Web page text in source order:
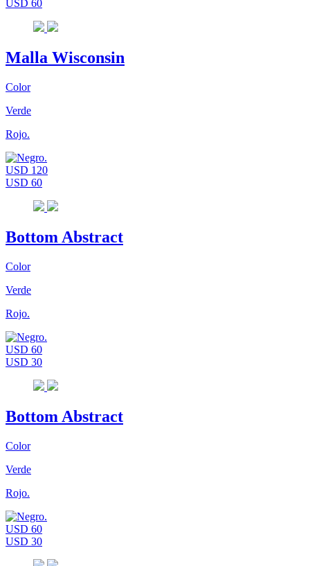
USD 60
Malla Wisconsin
Color
Verde
Rojo.
USD 120
USD 60
Bottom Abstract
Color
Verde
Rojo.
USD 60
USD 30
Bottom Abstract
Color
Verde
Rojo.
USD 60
USD 30